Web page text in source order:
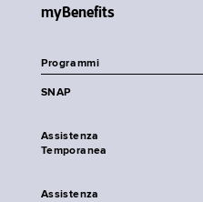
myBenefits
Programmi
SNAP
Assistenza
Temporanea
Assistenza